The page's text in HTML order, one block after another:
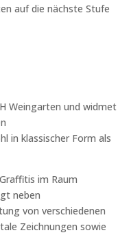
auf die nächste Stufe
Weingarten und widmet
in klassischer Form als
im Raum
neben
von verschiedenen
Zeichnungen sowie